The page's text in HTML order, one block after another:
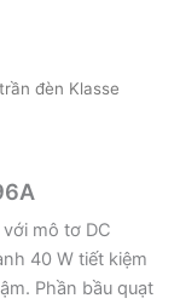
đèn Klasse
với mô tơ DC
40 W tiết kiệm
Phần bầu quạt